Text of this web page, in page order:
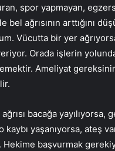
spor yapmayan,
bel ağrısının arttığını
Vücutta bir yer
Orada işlerin
Ameliyat
bacağa yayılıyorsa,
kaybı yaşanıyorsa, ateş
Hekime başvurmak